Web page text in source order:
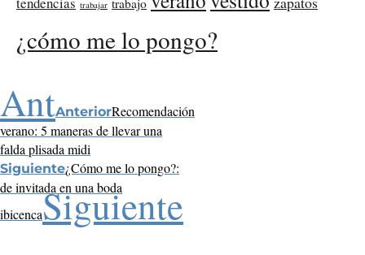
trabajar
¿cómo me lo pongo?
AntAnteriorRecomendación
verano: 5 maneras de llevar una
falda plisada midi
Siguiente¿Cómo me lo pongo?:
de invitada en una boda
ibicencaSiguiente